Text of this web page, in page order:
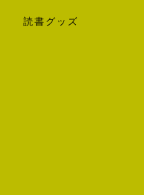
読書グッズ